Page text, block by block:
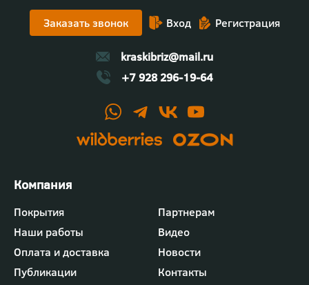
Заказать звонок Вход Регистрация
kraskibriz@mail.ru
+7 928 296-19-64
Футер
-
меню
"Компания"
Покрытия
Партнерам
Наши работы
Видео
Оплата и доставка
Новости
Публикации
Контакты